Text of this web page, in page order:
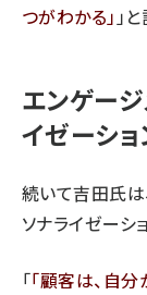
つがわかる 」
エンゲー
イゼーショ
続いて吉田氏は
ソナライゼーシ
「 顧客は、自